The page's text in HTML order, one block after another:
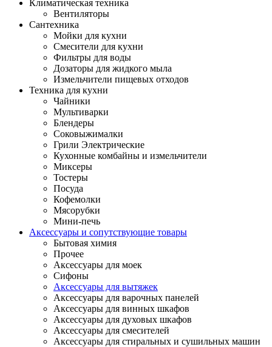
Климатическая техника
Вентиляторы
Сантехника
Мойки для кухни
Смесители для кухни
Фильтры для воды
Дозаторы для жидкого мыла
Измельчители пищевых отходов
Техника для кухни
Чайники
Мультиварки
Блендеры
Соковыжималки
Грили Электрические
Кухонные комбайны и измельчители
Миксеры
Тостеры
Посуда
Кофемолки
Мясорубки
Мини-печь
Аксессуары и сопутствующие товары
Бытовая химия
Прочее
Аксессуары для моек
Сифоны
Аксессуары для вытяжек
Аксессуары для варочных панелей
Аксессуары для винных шкафов
Аксессуары для духовых шкафов
Аксессуары для смесителей
Аксессуары для стиральных и сушильных машин